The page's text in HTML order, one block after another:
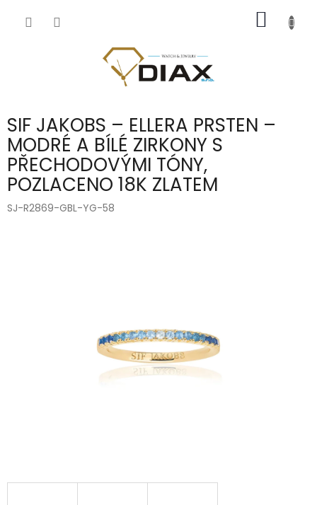
KOŠÍK
SIF JAKOBS – ELLERA PRSTEN –
MODRÉ A BÍLÉ ZIRKONY S
PŘECHODOVÝMI TÓNY,
POZLACENO 18K ZLATEM
SJ-R2869-GBL-YG-58